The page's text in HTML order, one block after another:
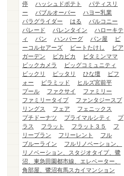
停
ハッシュドポテト
パティスリ
ー
バブルオーバー
ハヨー乳業
パラグライダー
はる
バルコニー
パレード
バレンタイン
ハローキテ
ィ
パン ハンバーグ パン屋
ビ
ーコルセアーズ
ビートたけし
ビア
ガーデン
ピカピカ
ビタミンママ
ビックカメラ
ビッグコミュニティ
ビックリ
ピッタリ ひな壇
ビフ
ォー
ピラミッド
ヒルズ宮前平
プール
ファクサイ
ファミリー
ファミリータイプ
ファンタジースプ
リングス
フェア
フェニックス
プチドーナツ
プライマルシティ
プ
ラス
フラット フラット３５
フ
リープラン
フリーレント
フル
ブルーライン
フルリノベーション、
リノベーション、スタジオタイプ、鷺
沼、東急田園都市線、エレベーター、
角部屋、鷺沼有馬スカイマンション